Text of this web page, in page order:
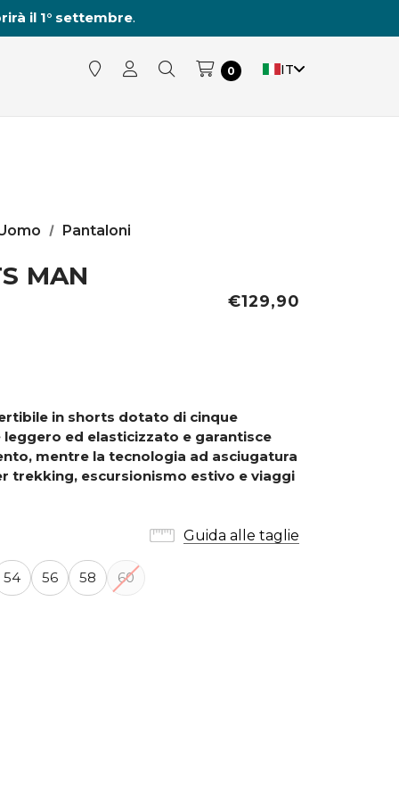
il 1° settembre.
0 IT
Pantaloni
MAN
€129,90
in shorts dotato di cinque
ed elasticizzato e garantisce
mentre la tecnologia ad asciugatura
trekking, escursionismo estivo e viaggi
Guida alle taglie
54 56 58 60